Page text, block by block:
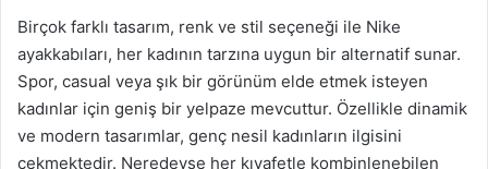
Birçok farklı tasarım, renk ve stil seçeneği ile Nike
ayakkabıları, her kadının tarzına uygun bir alternatif sunar.
Spor, casual veya şık bir görünüm elde etmek isteyen
kadınlar için geniş bir yelpaze mevcuttur. Özellikle dinamik
ve modern tasarımlar, genç nesil kadınların ilgisini
çekmektedir. Neredeyse her kıyafetle kombinlenebilen